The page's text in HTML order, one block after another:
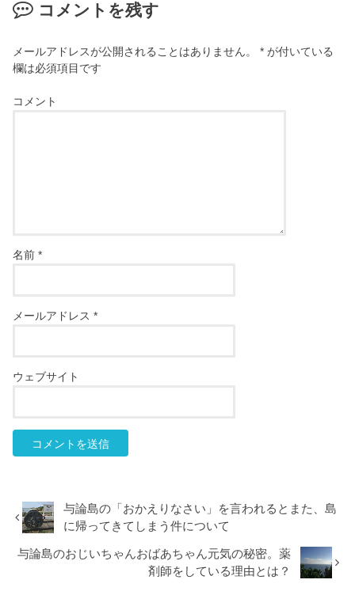
コメントを残す
メールアドレスが公開されることはありません。 * が付いている
欄は必須項目です
コメント
名前*
メールアドレス*
ウェブサイト
与論島の「おかえりなさい」を言われるとまた、島
に帰ってきてしまう件について
与論島のおじいちゃんおばあちゃん元気の秘密。薬
剤師をしている理由とは？